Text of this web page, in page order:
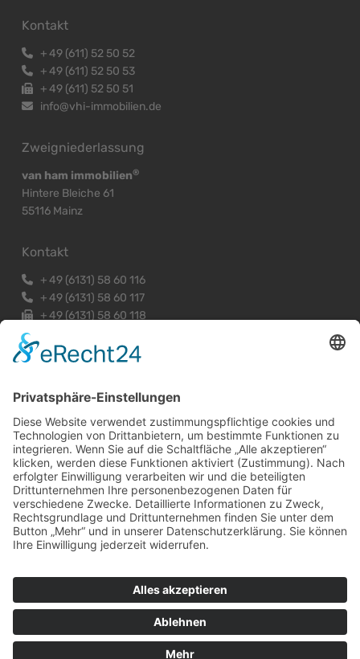
Kontakt
+49 (611) 52 50 52
+49 (611) 52 50 53
+49 (611) 52 50 51
info@vhi-immobilien.de
Zweigniederlassung
van ham immobilien®
Hintere Bleiche 61
55116 Mainz
Kontakt
+49 (6131) 58 60 116
+49 (6131) 58 60 117
+49 (6131) 58 60 118
© 2026 Alle Rechte vorbehalten